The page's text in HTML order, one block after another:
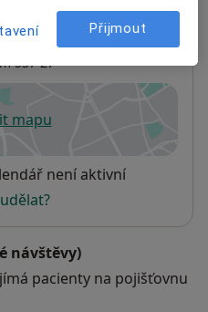
a.s.
537 27
mapu
se otevře v nové záložce
není aktivní
návštěvy)
pacienty na pojišťovnu
Přijmout